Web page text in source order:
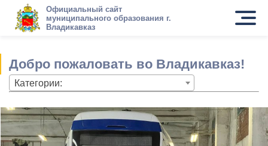
Официальный сайт
муниципального образования г.
Владикавказ
Добро пожаловать во Владикавказ!
Категории: